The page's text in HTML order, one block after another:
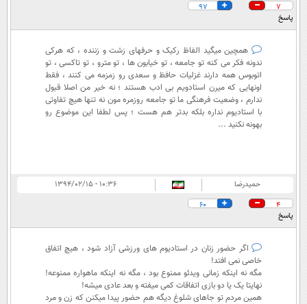
7
97
پاسخ
همچین میگید الفاظ رکیک و حرفهای زشت و زننده ، که هرکی
ندونه فکر می کنه تو جامعه ، تو خیابون ها ، تو مترو ، تو تاکسی ، تو
اتوبوس همه دارند غزلیات حافظ و سعدی رو زمزمه می کنند ، فقط
اونهایی که میرن استادویم بی ادب هستند ؛ نه خیر من اصلا قبول
ندارم ، وضعیت فرهنگی ما تو جامعه روزمره مون نه تنها هیچ تفاوتی
با استادیوم نداره بلکه بدتر هم هست ؛ پس لطفا این موضوع رو
بهونه نکنید ...
حمیدرضا
۱۰:۳۶ - ۱۳۹۴/۰۲/۱۵
4
60
پاسخ
اگر حضور زنان در استادیوم های ورزشی آزاد شود ، هیچ اتفاق
خاصی نمی افتد!
مگه نه اینکه زمانی ویدئو ممنوع بود ، مگه نه اینکه ماهواره ممنوعه!
نهایتا یک یا دو بازی اتفاقات کمی میفته و بعد عادی میشه!
همین مردم تو جاهای شلوغ دیگه هم حضور پیدا میکنن که زن و مرد